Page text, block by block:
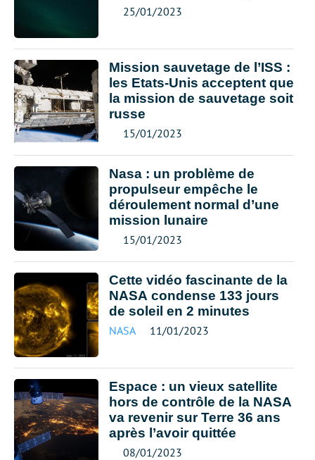
25/01/2023
Mission sauvetage de l’ISS :
les Etats-Unis acceptent que
la mission de sauvetage soit
russe
15/01/2023
Nasa : un problème de
propulseur empêche le
déroulement normal d’une
mission lunaire
15/01/2023
Cette vidéo fascinante de la
NASA condense 133 jours
de soleil en 2 minutes
NASA 11/01/2023
Espace : un vieux satellite
hors de contrôle de la NASA
va revenir sur Terre 36 ans
après l’avoir quittée
08/01/2023